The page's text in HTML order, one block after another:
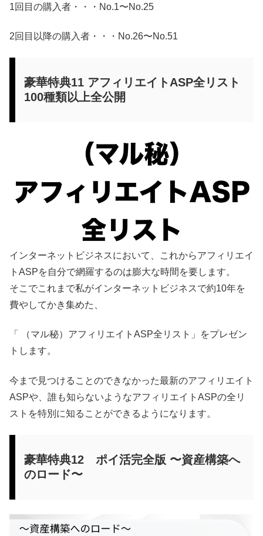
1回目の購入者・・・No.1〜No.25
2回目以降の購入者・・・No.26〜No.51
豪華特典11 アフィリエイトASP全リスト
100種類以上全公開
インターネットビジネスにおいて、これからアフィリエイ
トASPを自分で網羅するのは膨大な時間を要します。
そこでこれまで私がインターネットビジネスで約10年を
費やしてかき集めた、
「 （マル秘）アフィリエイトASP全リスト」をプレゼン
トします。
今まで見つけることのできなかった最新のアフィリエイト
ASPや、誰も知らないようなアフィリエイトASPの全リ
ストを特別に知ることができるようになります。
豪華特典12 ポイ活完全版 〜資産構築へ
のロード〜